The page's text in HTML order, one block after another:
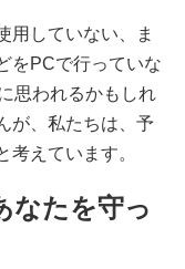
用していない、ま
をPCで行っていな
思われるかもしれ
が、私たちは、予
考えています。
なたを守っ